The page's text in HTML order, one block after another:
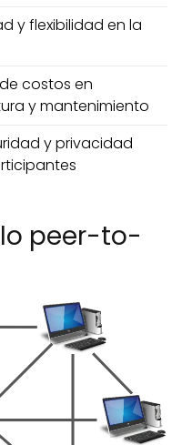
y flexibilidad en la
costos en
y mantenimiento
y privacidad
peer-to-